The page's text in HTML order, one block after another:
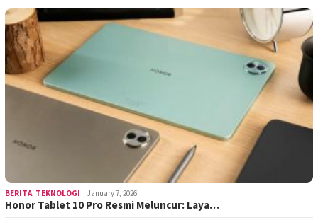
BERITA, TEKNOLOGI January 7, 2026
Honor Tablet 10 Pro Resmi Meluncur: Laya…